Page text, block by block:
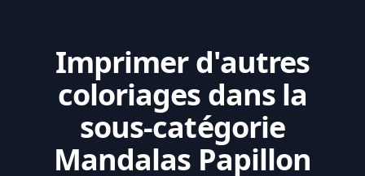
Imprimer d'autres
coloriages dans la
sous-catégorie
Mandalas Papillon